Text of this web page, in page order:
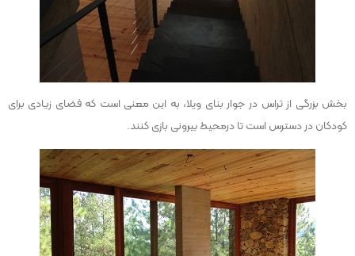
بخش بزرگی از تراس در جوار بنای ویلا، به این معنی است که فضای زیادی برای
کودکان در دسترس است تا درمحیط بیرونی بازی کنند.